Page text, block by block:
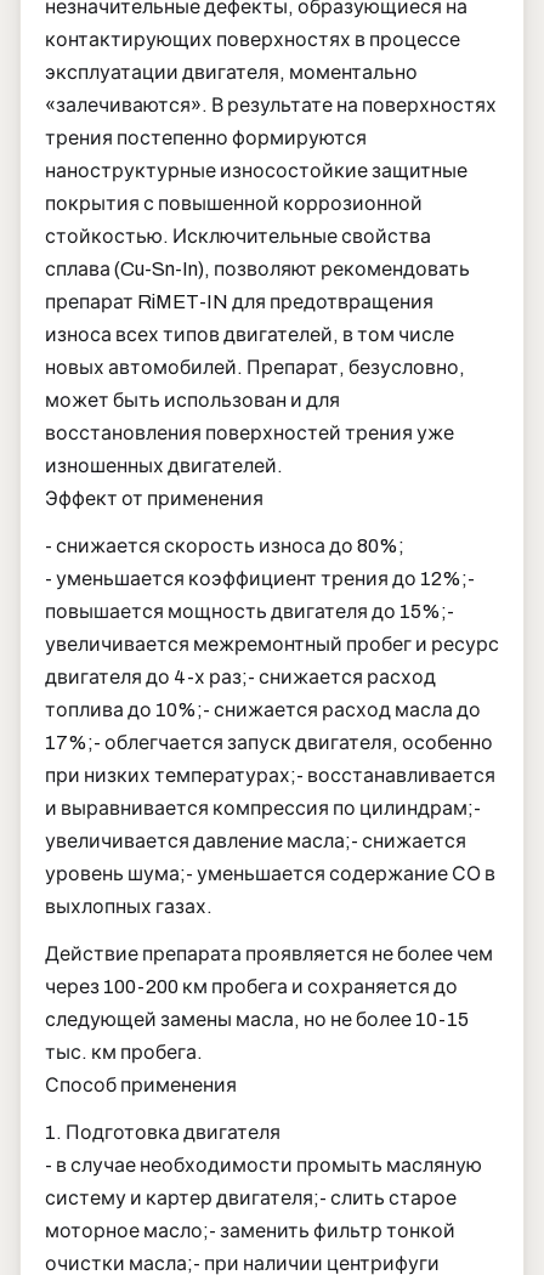
незначительные дефекты, образующиеся на
контактирующих поверхностях в процессе
эксплуатации двигателя, моментально
«залечиваются». В результате на поверхностях
трения постепенно формируются
наноструктурные износостойкие защитные
покрытия с повышенной коррозионной
стойкостью. Исключительные свойства
сплава (Cu-Sn-In), позволяют рекомендовать
препарат RiMET-IN для предотвращения
износа всех типов двигателей, в том числе
новых автомобилей. Препарат, безусловно,
может быть использован и для
восстановления поверхностей трения уже
изношенных двигателей.
Эффект от применения
- снижается скорость износа до 80%;
- уменьшается коэффициент трения до 12%;-
повышается мощность двигателя до 15%;-
увеличивается межремонтный пробег и ресурс
двигателя до 4-х раз;- снижается расход
топлива до 10%;- снижается расход масла до
17%;- облегчается запуск двигателя, особенно
при низких температурах;- восстанавливается
и выравнивается компрессия по цилиндрам;-
увеличивается давление масла;- снижается
уровень шума;- уменьшается содержание СО в
выхлопных газах.
Действие препарата проявляется не более чем
через 100-200 км пробега и сохраняется до
следующей замены масла, но не более 10-15
тыс. км пробега.
Способ применения
1. Подготовка двигателя
- в случае необходимости промыть масляную
систему и картер двигателя;- слить старое
моторное масло;- заменить фильтр тонкой
очистки масла;- при наличии центрифуги